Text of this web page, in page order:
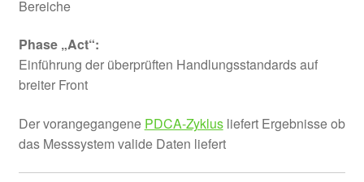
Bereiche
Phase „Act“:
Einführung der überprüften Handlungsstandards auf
breiter Front
Der vorangegangene PDCA-Zyklusliefert Ergebnisse ob
das Messsystem valide Daten liefert